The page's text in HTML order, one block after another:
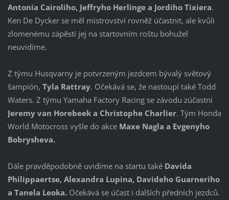
Antonia Cairoliho, Jeffryho Herlinge a Jordiho Tixiera.
Ken De Dycker se měl mistrovství rovněž účastnit, ale kvůli
zlomenému zápěstí jej na startovním roštu bohužel
neuvidíme.
Z týmu Husqvarny je potvrzeným jezdcem bývalý světový
šampión, Tyla Rattray. Očekává se, že nastoupí také Todd
Waters. Z týmu Yamaha Factory Racing se závodu zúčastní
Jeremy van Horebeek a Christophe Charlier. Tým Honda
World Motocross vyšle do akce Maxe Nagla a Evgenyho
Bobrysheva.
Dále pravděpodobně uvidíme na startu také Davida
Philippaertse, Alexandra Lupina, Davideho Guarneriho
a Tanela Leoka.Očekává se účast i dalších předních jezdců.